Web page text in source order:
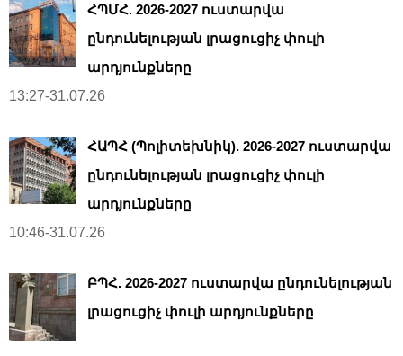
ՀՊՄՀ. 2026-2027 ուստարվա
ընդունելության լրացուցիչ փուլի
արդյունքները
13:27-31.07.26
ՀԱՊՀ (Պոլիտեխնիկ). 2026-2027 ուստարվա
ընդունելության լրացուցիչ փուլի
արդյունքները
10:46-31.07.26
ԲՊՀ. 2026-2027 ուստարվա ընդունելության
լրացուցիչ փուլի արդյունքները